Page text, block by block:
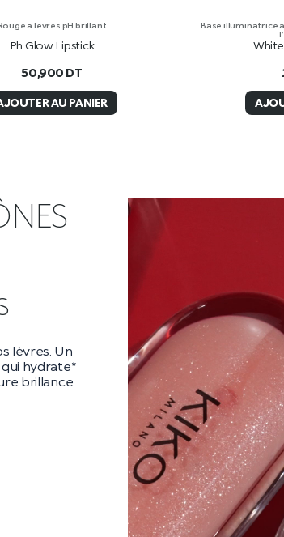
à lèvres pH brillant
Ph Glow Lipstick
50,900 DT
AU PANIER
Base illuminatrice
audacieux
et un
cils